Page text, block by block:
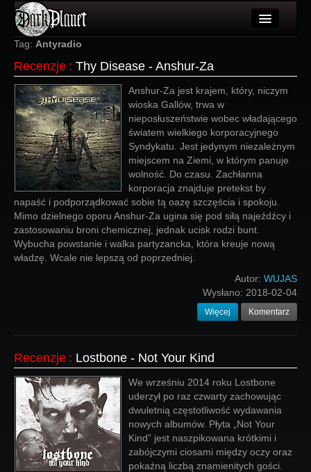
Artykuły
Użytkownicy
Wydarzenia
Galeria
Forum
Więcej
Login
Tag: Antyradio
Recenzje : Thy Disease - Anshur-Za
Anshur-Za jest krajem, który, niczym
wioska Gallów, trwa w
nieposłuszeństwie wobec władającego
światem wielkiego korporacyjnego
Syndykatu. Jest jedynym niezależnym
miejscem na Ziemi, w którym panuje
wolność. Do czasu. Zachłanna
korporacja znajduje pretekst by
napaść i podporządkować sobie tą oazę szczęścia i spokoju.
Mimo dzielnego oporu Anshur-Za ugina się pod siłą najeźdźcy i
zastosowaniu broni chemicznej, jednak ucisk rodzi bunt.
Wybucha powstanie i walka partyzancka, która kreuje nową
władzę. Wcale nie lepszą od poprzedniej.
Autor: WUJAS
Wysłano: 2018-02-04
Więcej Komentarz
Recenzje : Lostbone - Not Your Kind
We wrześniu 2014 roku Lostbone
uderzył po raz czwarty zachowując
dwuletnią częstotliwość wydawania
nowych albumów. Płyta „Not Your
Kind” jest naszpikowana krótkimi i
zabójczymi ciosami między oczy oraz
pokaźną liczbą znamienitych gości.